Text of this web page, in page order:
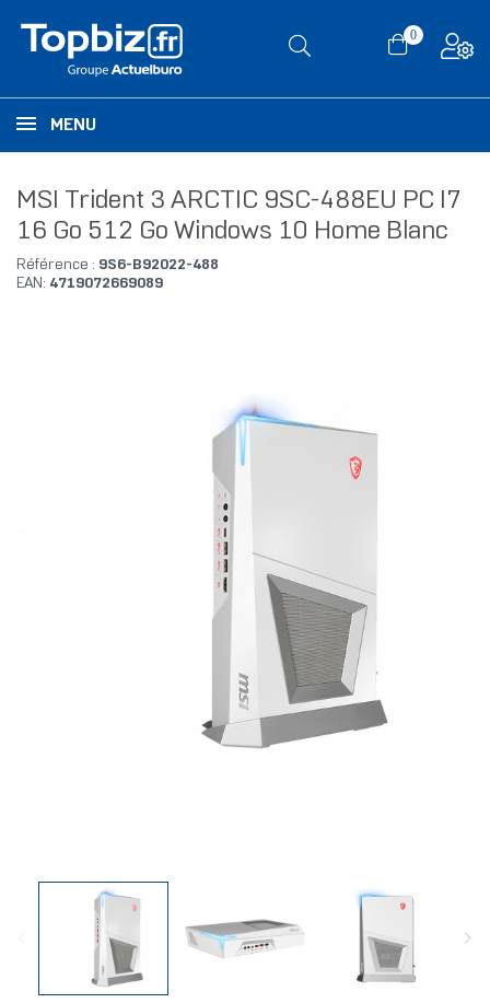
0
MENU
MSI Trident 3 ARCTIC 9SC-488EU PC I7
16 Go 512 Go Windows 10 Home Blanc
Référence : 9S6-B92022-488
EAN: 4719072669089